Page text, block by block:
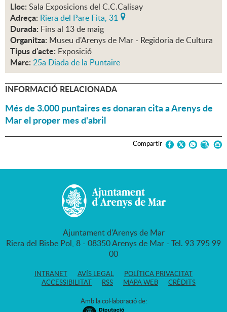
Lloc: Sala Exposicions del C.C.Calisay
Adreça: Riera del Pare Fita, 31
Durada: Fins al 13 de maig
Organitza: Museu d'Arenys de Mar - Regidoria de Cultura
Tipus d'acte: Exposició
Marc: 25a Diada de la Puntaire
INFORMACIÓ RELACIONADA
Més de 3.000 puntaires es donaran cita a Arenys de
Mar el proper mes d'abril
Compartir
Ajuntament d'Arenys de Mar
Riera del Bisbe Pol, 8 - 08350 Arenys de Mar - Tel. 93 795 99
00
INTRANET AVÍS LEGAL
POLÍTICA PRIVACITAT
ACCESSIBILITAT
RSS MAPA WEB CRÈDITS
Amb la col·laboració de: